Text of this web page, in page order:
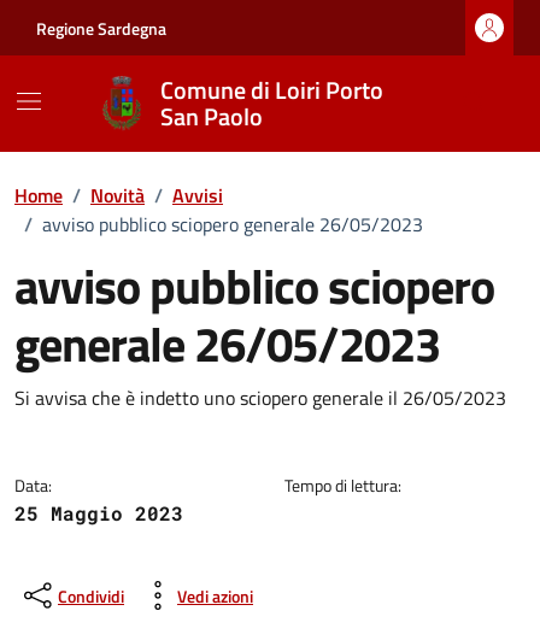
Regione Sardegna
Comune di Loiri Porto
San Paolo
Home / Novità / Avvisi
/ avviso pubblico sciopero generale 26/05/2023
avviso pubblico sciopero
generale 26/05/2023
Dettagli della notizia
Si avvisa che è indetto uno sciopero generale il 26/05/2023
Data:
25 Maggio 2023
Tempo di lettura:
Condividi Vedi azioni